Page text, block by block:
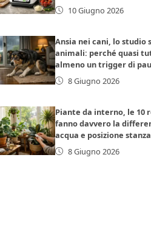
10 Giugno 2026
Ansia nei cani, lo studio
animali: perché quasi
almeno un trigger di
8 Giugno 2026
Piante da interno, le 10
fanno davvero la
acqua e posizione
8 Giugno 2026